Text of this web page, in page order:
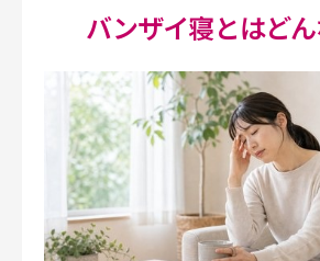
バンザイ寝とはど